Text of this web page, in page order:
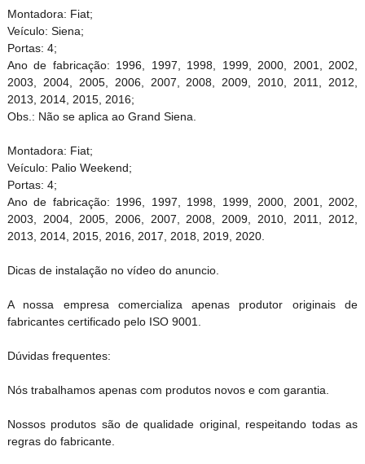
Montadora: Fiat;
Veículo: Siena;
Portas: 4;
Ano de fabricação: 1996, 1997, 1998, 1999, 2000, 2001, 2002,
2003, 2004, 2005, 2006, 2007, 2008, 2009, 2010, 2011, 2012,
2013, 2014, 2015, 2016;
Obs.: Não se aplica ao Grand Siena.
Montadora: Fiat;
Veículo: Palio Weekend;
Portas: 4;
Ano de fabricação: 1996, 1997, 1998, 1999, 2000, 2001, 2002,
2003, 2004, 2005, 2006, 2007, 2008, 2009, 2010, 2011, 2012,
2013, 2014, 2015, 2016, 2017, 2018, 2019, 2020.
Dicas de instalação no vídeo do anuncio.
A nossa empresa comercializa apenas produtor originais de
fabricantes certificado pelo ISO 9001.
Dúvidas frequentes:
Nós trabalhamos apenas com produtos novos e com garantia.
Nossos produtos são de qualidade original, respeitando todas as
regras do fabricante.